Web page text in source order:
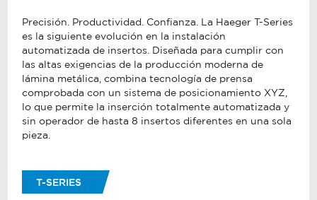
Precisión. Productividad. Confianza. La Haeger T-Series
es la siguiente evolución en la instalación
automatizada de insertos. Diseñada para cumplir con
las altas exigencias de la producción moderna de
lámina metálica, combina tecnología de prensa
comprobada con un sistema de posicionamiento XYZ,
lo que permite la inserción totalmente automatizada y
sin operador de hasta 8 insertos diferentes en una sola
pieza.
T-SERIES